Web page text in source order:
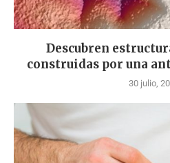
Descubren
construidas por una
30 julio,